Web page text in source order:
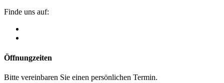
Finde uns auf:
Öffnungzeiten
Bitte vereinbaren Sie einen persönlichen Termin.